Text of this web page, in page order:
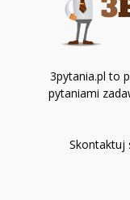
3pytania.pl to
pytaniami
Skontaktuj